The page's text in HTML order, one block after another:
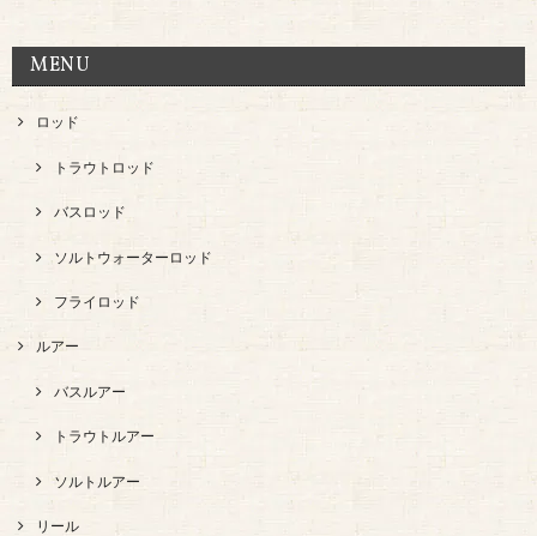
MENU
ロッド
トラウトロッド
バスロッド
ソルトウォーターロッド
フライロッド
ルアー
バスルアー
トラウトルアー
ソルトルアー
リール